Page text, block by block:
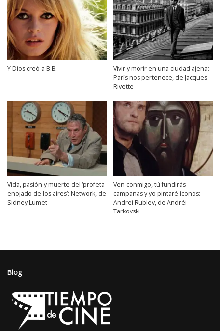
Y Dios creó a B.B.
Vivir y morir en una ciudad ajena:
París nos pertenece, de Jacques
Rivette
Vida, pasión y muerte del ‘profeta
enojado de los aires’: Network, de
Sidney Lumet
Ven conmigo, tú fundirás
campanas y yo pintaré íconos:
Andrei Rublev, de Andréi
Tarkovski
Blog